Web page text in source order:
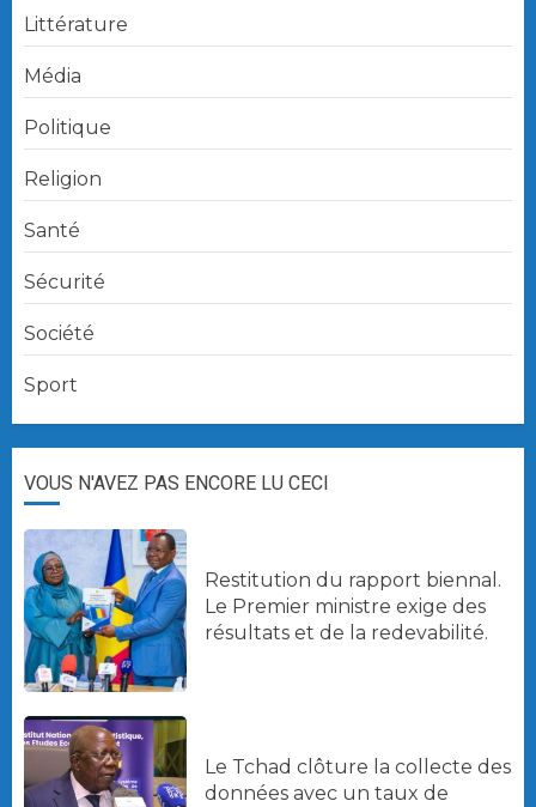
Littérature
Média
Politique
Religion
Santé
Sécurité
Société
Sport
VOUS N'AVEZ PAS ENCORE LU CECI
Restitution du rapport biennal.
Le Premier ministre exige des
résultats et de la redevabilité.
Le Tchad clôture la collecte des
données avec un taux de